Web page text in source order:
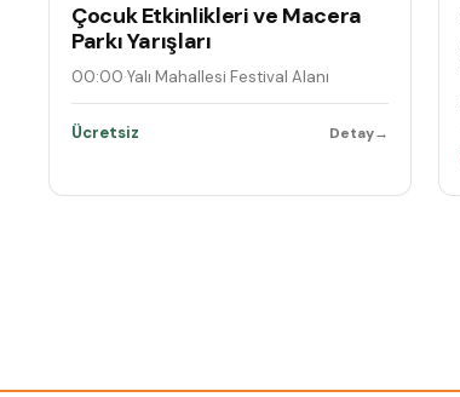
Çocuk Etkinlikleri ve Macera
Parkı Yarışları
00:00·Yalı Mahallesi Festival Alanı
Ücretsiz Detay→